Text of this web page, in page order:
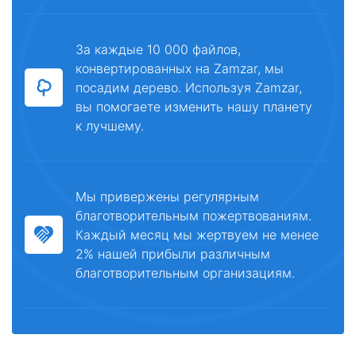
За каждые 10 000 файлов,
конвертированных на Zamzar, мы
посадим дерево. Используя Zamzar,
вы помогаете изменить нашу планету
к лучшему.
Мы привержены регулярным
благотворительным пожертвованиям.
Каждый месяц мы жертвуем не менее
2% нашей прибыли различным
благотворительным организациям.